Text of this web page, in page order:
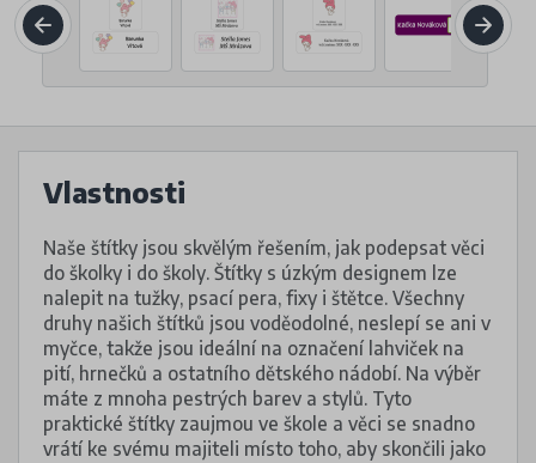
Vlastnosti
Naše štítky jsou skvělým řešením, jak podepsat věci
do školky i do školy. Štítky s úzkým designem lze
nalepit na tužky, psací pera, fixy i štětce. Všechny
druhy našich štítků jsou voděodolné, neslepí se ani v
myčce, takže jsou ideální na označení lahviček na
pití, hrnečků a ostatního dětského nádobí. Na výběr
máte z mnoha pestrých barev a stylů. Tyto
praktické štítky zaujmou ve škole a věci se snadno
vrátí ke svému majiteli místo toho, aby skončili jako